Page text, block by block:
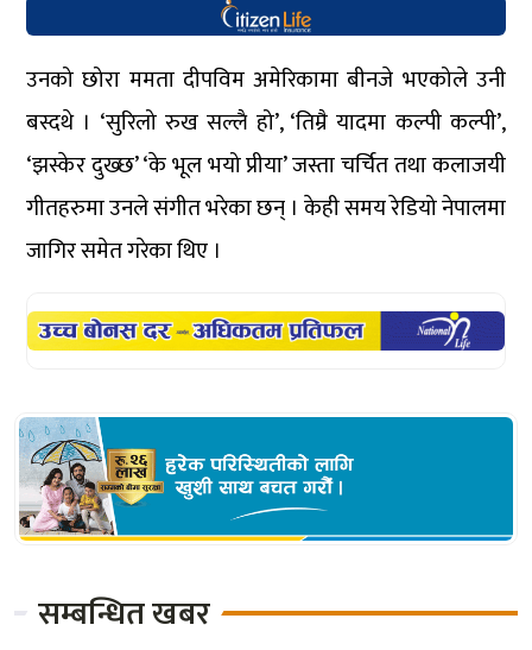
उनको छोरा ममता दीपविम अमेरिकामा बीनजे भएकोले उनी
बस्दथे । ‘सुरिलो रुख सल्लै हो’, ‘तिम्रै यादमा कल्पी कल्पी’,
‘झस्केर दुख्छ’ ‘के भूल भयो प्रीया’ जस्ता चर्चित तथा कलाजयी
गीतहरुमा उनले संगीत भरेका छन् । केही समय रेडियो नेपालमा
जागिर समेत गरेका थिए ।
सम्बन्धित खबर